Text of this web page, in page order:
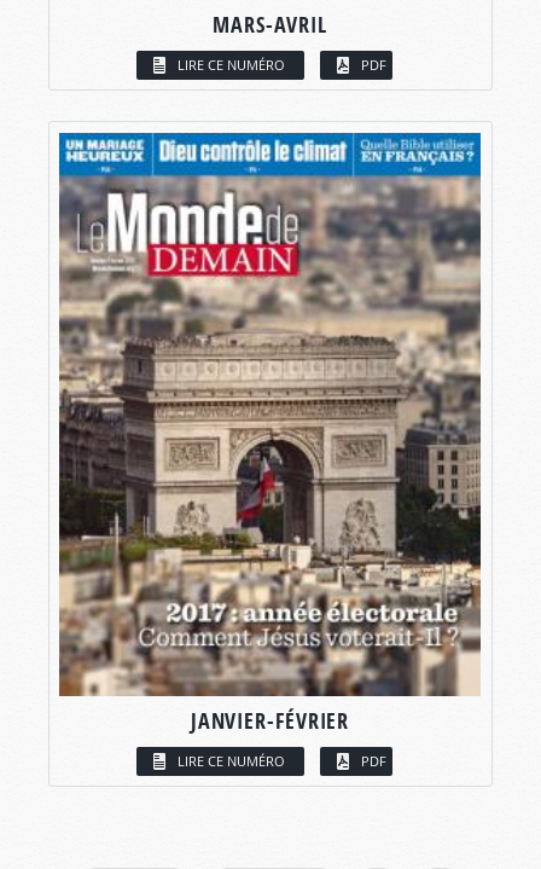
MARS-AVRIL
LIRE CE NUMÉRO PDF
JANVIER-FÉVRIER
LIRE CE NUMÉRO PDF